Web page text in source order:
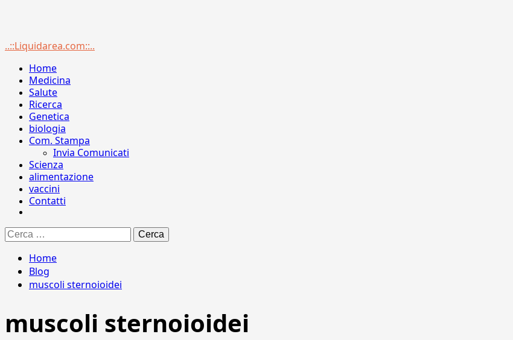
Menu
..::Liquidarea.com::..
Home
Medicina
Salute
Ricerca
Genetica
biologia
Com. Stampa
Invia Comunicati
Scienza
alimentazione
vaccini
Contatti
Ricerca
per:
Home
Blog
muscoli sternoioidei
muscoli sternoioidei